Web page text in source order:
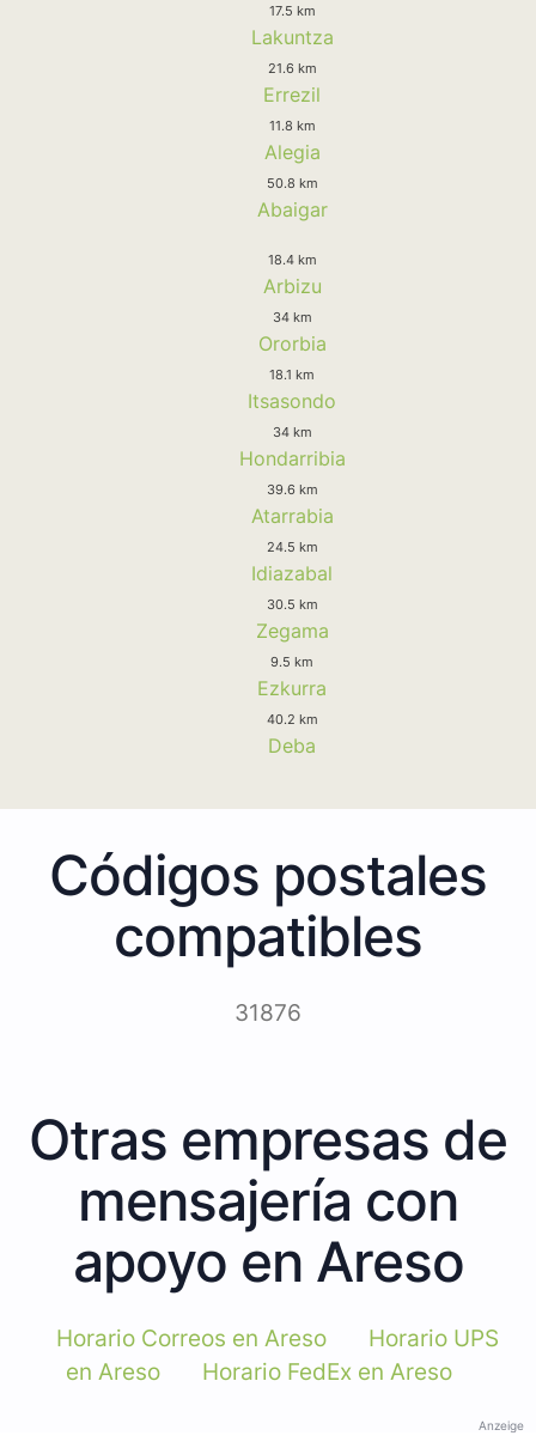
17.5 km
Lakuntza
21.6 km
Errezil
11.8 km
Alegia
50.8 km
Abaigar
18.4 km
Arbizu
34 km
Ororbia
18.1 km
Itsasondo
34 km
Hondarribia
39.6 km
Atarrabia
24.5 km
Idiazabal
30.5 km
Zegama
9.5 km
Ezkurra
40.2 km
Deba
Códigos postales
compatibles
31876
Otras empresas de
mensajería con
apoyo en Areso
Horario Correos en Areso
Horario UPS
en Areso
Horario FedEx en Areso
Anzeige